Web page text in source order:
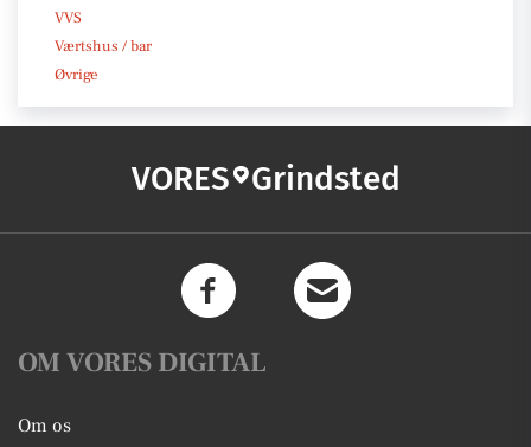
VVS
Værtshus / bar
Øvrige
VORES Grindsted
OM VORES DIGITAL
Om os